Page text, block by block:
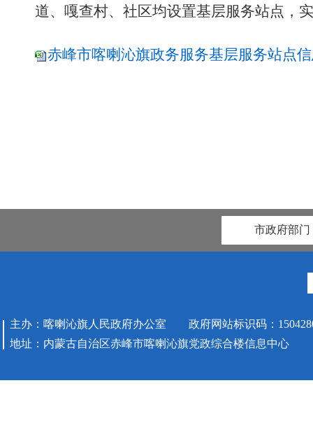
道、嘎查村、社区均设置基层服务站点，
赤峰市喀喇沁旗政务服务基层服务站点
市政府部门
主办：喀喇沁旗人民政府办公室 政府网站标识码：
地址：内蒙古自治区赤峰市喀喇沁旗党政综合楼信息中心